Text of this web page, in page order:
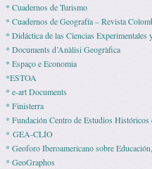
* Cuadernos de Turismo
* Cuadernos de Geografía – Revista
* Didáctica de las Ciencias Experimentales
* Documents d’Anàlisi Geogràfica
* Espaço e Economia
*ESTOA
* e-art Documents
* Finisterra
* Fundación Centro de Estudios Históricos
* GEA-CLÍO
* Geoforo Iberoamericano sobre
* GeoGraphos